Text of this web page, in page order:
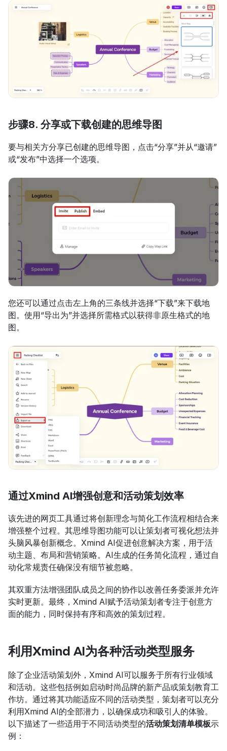
步骤8. 分享或下载创建的思维导图
要与相关方分享已创建的思维导图，点击“分享”并从“邀请”
或“发布”中选择一个选项。
您还可以通过点击左上角的三条线并选择“下载”来下载地
图。使用“导出为”并选择所需格式以获得非原生格式的地
图。
通过Xmind AI增强创意和活动策划效率
该先进的网页工具通过将创新理念与简化工作流程相结合来
增强整个过程。其思维导图功能可以让策划者可视化想法并
头脑风暴创新概念。Xmind AI促进创意解决方案，用于活
动主题、布局和营销策略。AI生成的任务简化流程，通过自
动化常规责任确保没有细节被忽略。
其双重方法增强团队成员之间的协作以改善任务委派并允许
实时更新。最终，Xmind AI赋予活动策划者专注于创意方
面的能力，同时保持有序和高效的策划过程。
利用Xmind AI为各种活动类型服务
除了企业活动策划外，Xmind AI可以服务于所有行业领域
和活动。这些包括例如启动时尚品牌的新产品或策划教育工
作坊。通过将其功能适应不同的活动类型，策划者可以充分
利用Xmind AI的全部潜力，以确保成功和吸引人的体验。
以下描述了一些适用于不同活动类型的活动策划清单模板示
例：